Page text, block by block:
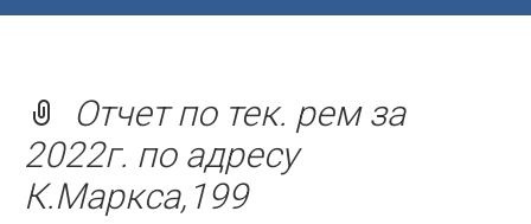
Отчет по тек. рем за
2022г. по адресу
К.Маркса,199